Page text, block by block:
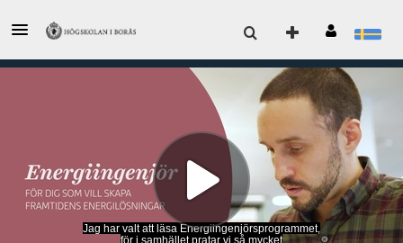
Jag har valt att läsa Energiingenjörsprogrammet,
för i samhället pratar vi så mycket